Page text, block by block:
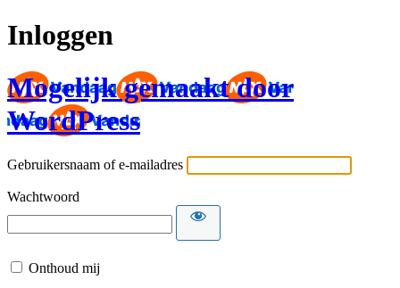
Inloggen
Mogelijk gemaakt door
WordPress
Gebruikersnaam of e-mailadres
Wachtwoord
Onthoud mij